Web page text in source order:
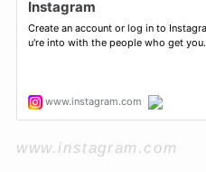
www.instagram.com